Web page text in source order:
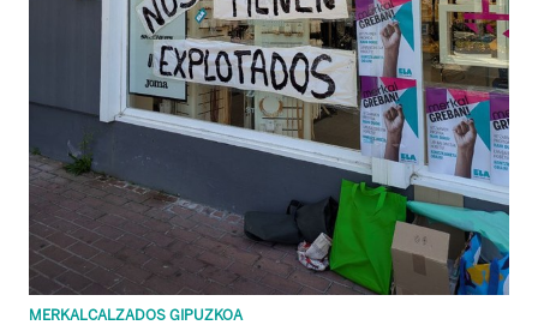
MERKALCALZADOS GIPUZKOA